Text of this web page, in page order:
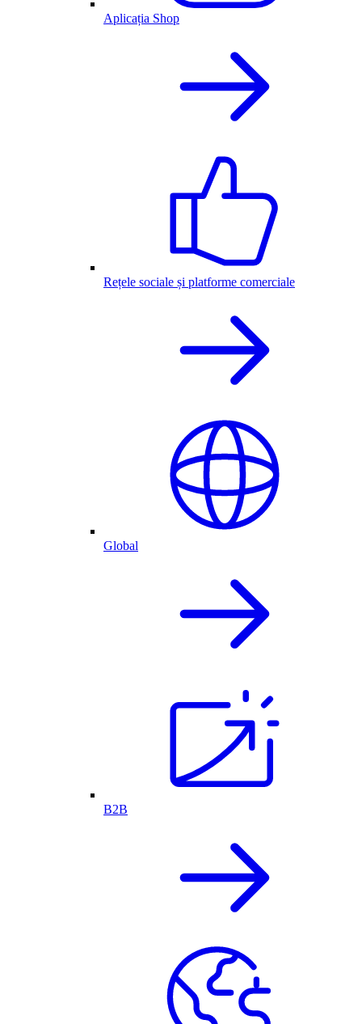
Aplicația Shop
Rețele sociale și platforme comerciale
Global
B2B